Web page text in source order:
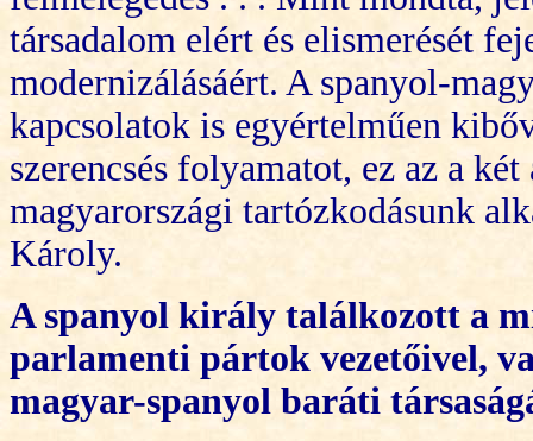
társadalom elért és elismerését
modernizálásáért. A spanyol-
kapcsolatok is egyértelműen
szerencsés folyamatot, ez az a
magyarországi tartózkodásunk
Károly.
A spanyol király találkozott a
parlamenti pártok vezetőivel,
magyar-spanyol baráti